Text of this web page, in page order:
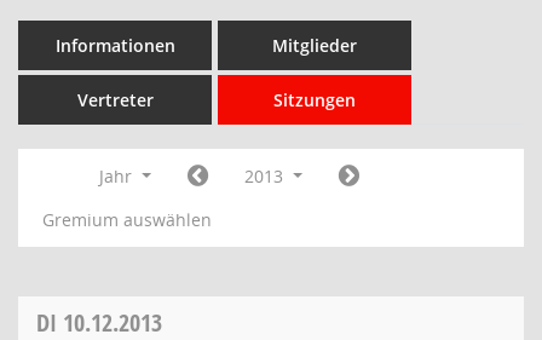
Informationen Mitglieder
Vertreter Sitzungen
Jahr
2013
Gremium auswählen
DI 10.12.2013